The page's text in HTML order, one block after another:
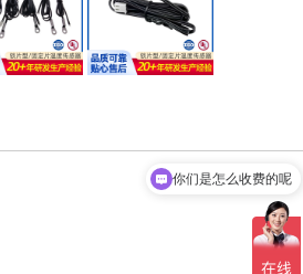
现在有优惠活动吗